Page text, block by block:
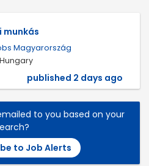
munkás
Magyarország
published 2 days ago
to you based on your
to Job Alerts